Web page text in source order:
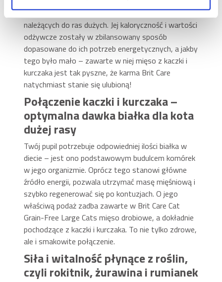
wyśmienite, pełnoporcjowe pożywienie dla kotów
należących do ras dużych. Jej kaloryczność i wartości
odżywcze zostały w zbilansowany sposób
dopasowane do ich potrzeb energetycznych, a jakby
tego było mało – zawarte w niej mięso z kaczki i
kurczaka jest tak pyszne, że karma Brit Care
natychmiast stanie się ulubioną!
Połączenie kaczki i kurczaka –
optymalna dawka białka dla kota
dużej rasy
Twój pupil potrzebuje odpowiedniej ilości białka w
diecie – jest ono podstawowym budulcem komórek
w jego organizmie. Oprócz tego stanowi główne
źródło energii, pozwala utrzymać masę mięśniową i
szybko regenerować się po kontuzjach. O jego
właściwą podaż zadba zawarte w Brit Care Cat
Grain-Free Large Cats mięso drobiowe, a dokładnie
pochodzące z kaczki i kurczaka. To nie tylko zdrowe,
ale i smakowite połączenie.
Siła i witalność płynące z roślin,
czyli rokitnik, żurawina i rumianek